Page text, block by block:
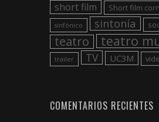
short film Short film
sinfónico sintonía
teatro teatro
trailer TV UC3M
COMENTARIOS RECIENTES